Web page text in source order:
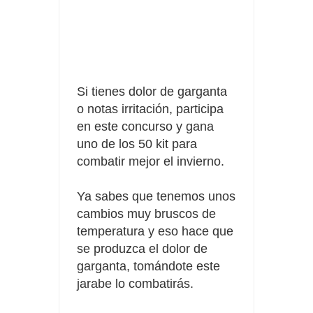
Si tienes dolor de garganta
o notas irritación, participa
en este concurso y gana
uno de los 50 kit para
combatir mejor el invierno.
Ya sabes que tenemos unos
cambios muy bruscos de
temperatura y eso hace que
se produzca el dolor de
garganta, tomándote este
jarabe lo combatirás.